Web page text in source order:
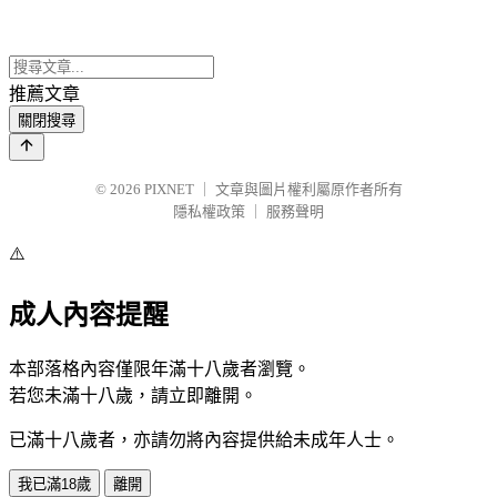
推薦文章
關閉搜尋
© 2026 PIXNET
文章與圖片權利屬原作者所有
隱私權政策
服務聲明
⚠️
成人內容提醒
本部落格內容僅限年滿十八歲者瀏覽。
若您未滿十八歲，請立即離開。
已滿十八歲者，亦請勿將內容提供給未成年人士。
我已滿18歲 離開